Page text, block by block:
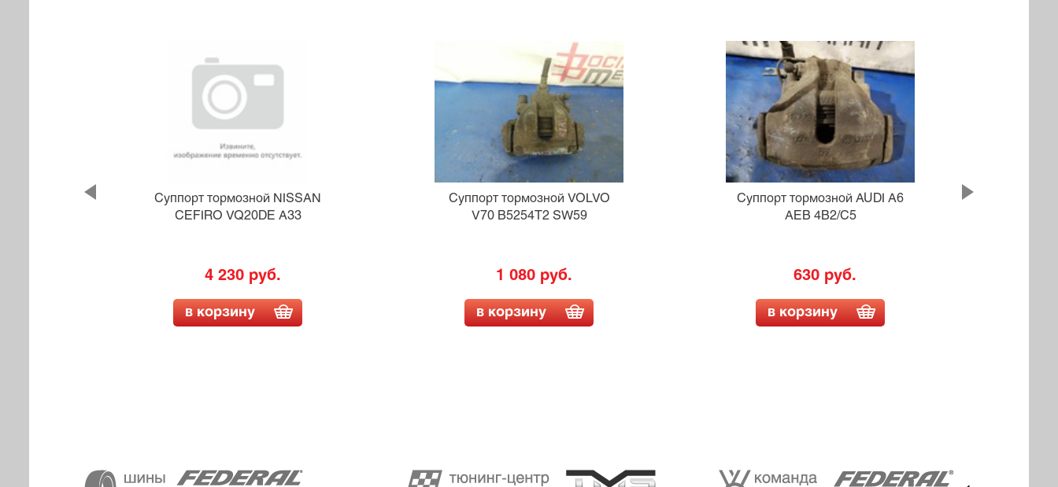
Суппорт тормозной NISSAN
CEFIRO VQ20DE A33
4 230 руб.
в корзину
Суппорт тормозной VOLVO
V70 B5254T2 SW59
1 080 руб.
в корзину
Суппорт тормозной AUDI A6
AEB 4B2/C5
630 руб.
в корзину